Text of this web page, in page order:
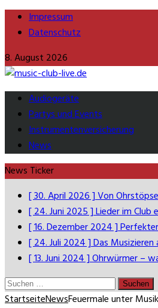
Impressum
Datenschutz
8. August 2026
Audiogeräte
Partys und Events
Instrumentenversicherung
News
News Ticker
[ 30. April 2026 ]Von
[ 24. Juni 2025 ]Lieder im Club
[ 16. Dezember 2024 ]
[ 24. Juli 2024 ]Das
[ 13. Juni 2024 ]Ohrwürmer –
Suchen
nach:
StartseiteNewsFeuermale unter